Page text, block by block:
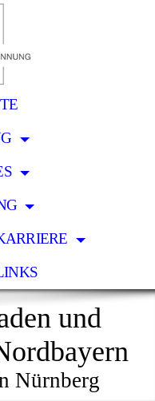
und
Nürnberg